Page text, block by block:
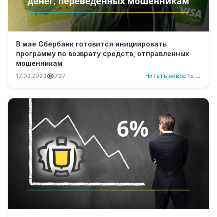
В мае Сбербанк готовится инициировать
программу по возврату средств, отправленных
мошенникам
17.02.2023 737 Читать новость →